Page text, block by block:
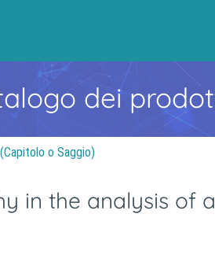
dei
o Saggio)
in the analysis of